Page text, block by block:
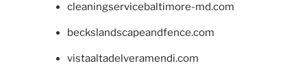
cleaningservicebaltimore-md.com
beckslandscapeandfence.com
vistaaltadelveramendi.com